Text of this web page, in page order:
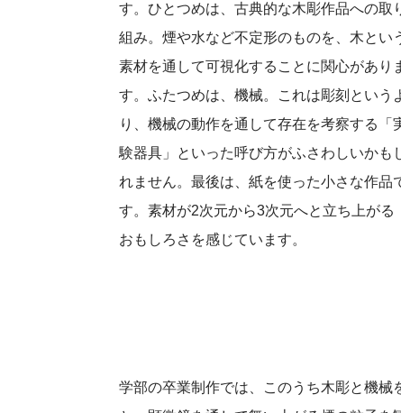
す。ひとつめは、古典的な木彫作品への取
組み。煙や水など不定形のものを、木とい
素材を通して可視化することに関心があり
す。ふたつめは、機械。これは彫刻という
り、機械の動作を通して存在を考察する「
験器具」といった呼び方がふさわしいかも
れません。最後は、紙を使った小さな作品
す。素材が2次元から3次元へと立ち上がる
おもしろさを感じています。
学部の卒業制作では、このうち木彫と機